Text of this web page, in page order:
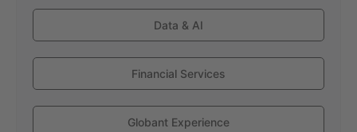
Data & AI
Financial Services
Globant Experience